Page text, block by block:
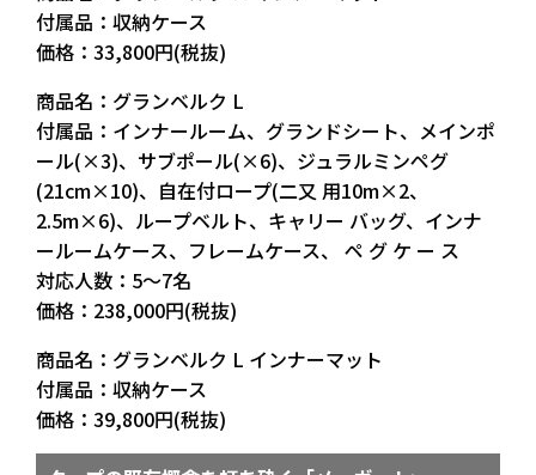
付属品：収納ケース
価格：33,800円(税抜)
商品名：グランベルク L
付属品：インナールーム、グランドシート、メインポ
ール(×3)、サブポール(×6)、ジュラルミンペグ
(21cm×10)、自在付ロープ(二又 用10m×2、
2.5m×6)、ループベルト、キャリー バッグ、インナ
ールームケース、フレームケース、 ペ グ ケ ー ス
対応人数：5〜7名
価格：238,000円(税抜)
商品名：グランベルク L インナーマット
付属品：収納ケース
価格：39,800円(税抜)